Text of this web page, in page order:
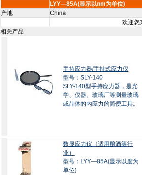
LYY—85A(显示以nm为单位)
产地
China
欢迎您
相关产品
手持应力器/手持式应力仪
型号：SLY-140
SLY-140型手持应力器，是光
学、仪器、玻璃厂等测量玻璃
或晶体的内应力的简便工具。
数显应力仪（适用酿酒等行
业）
型号：LYY—85A(显示以度为
单位)